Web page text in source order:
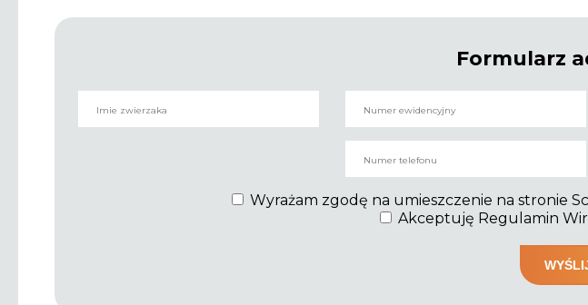
Formularz
Wyrażam zgodę na umieszczenie na stronie
Akceptuję Regulamin